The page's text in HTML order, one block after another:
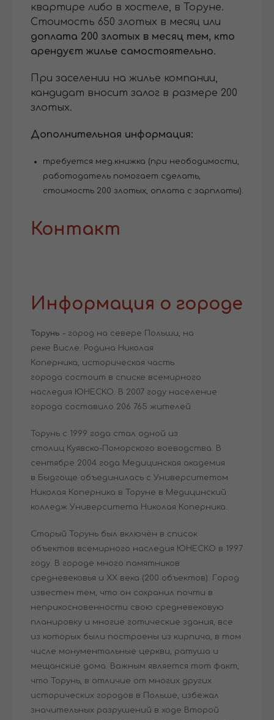
квартире либо в хостеле, в Торуне.
Стоимость 650 злотых в месяц или
доплата 200 злотых в месяц тем, кто
арендуєт жилье самостоятельно.
При заселении на жилье компании,
кандидат вносит залог в размере 200
злотых.
Дополнительная информация:
требуется мед.книжка (при неободимости,
работодатель помогает сделать,
стоимость 200 злотых, оплата с зарплаты).
Контакт
Информация о городе
Торунь - город на севере Польши, на
реке Висле. Родина Николая
Коперника, историческая часть
города состоит в списке всемирного
наследия ЮНЕСКО. В 2007 году население
города составило 206 765 жителей.
Торунь с 1999 года стал одной из
столиц Куявско-Поморского воеводства. В
сентябре 2004 года Медицинская академия
в Быдгоще объединилась с Университетом
Николая Коперника в Торуне в Медицинский
колледж Университета Николая Коперника.
Старый Торунь был включён в список
объектов всемирного наследия ЮНЕСКО в 1997
году. В городе много памятников
средневековья и XX века (200 объектов). Город
известен тем, что он сохранил почти в
неприкосновенности свою средневековую
планировку и многие готические здания, все
из которых были построены из кирпича, в том
числе монументальные церкви, ратуша и
мещанские дома. Важным является тот факт,
что Торунь, в отличие от многих других
исторических городов в Польше, избежал
значительных разрушений в ходе Второй